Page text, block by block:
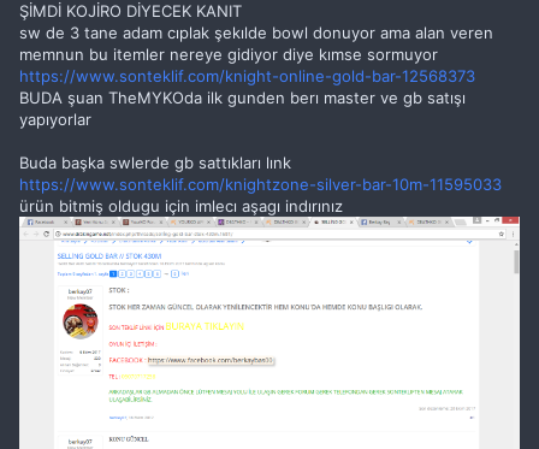
ŞİMDİ KOJİRO DİYECEK KANIT
sw de 3 tane adam cıplak şekılde bowl donuyor ama alan veren
memnun bu itemler nereye gidiyor diye kımse sormuyor
https://www.sonteklif.com/knight-online-gold-bar-12568373
BUDA şuan TheMYKOda ilk gunden berı master ve gb satışı
yapıyorlar
Buda başka swlerde gb sattıkları lınk
https://www.sonteklif.com/knightzone-silver-bar-10m-11595033
ürün bitmiş oldugu için imlecı aşagı indırınız